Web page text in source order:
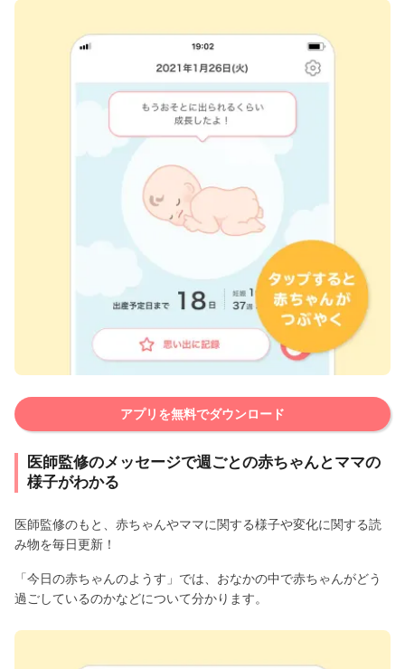
アプリを無料でダウンロード
医師監修のメッセージで週ごとの赤ちゃんとママの
様子がわかる
医師監修のもと、赤ちゃんやママに関する様子や変化に関する読
み物を毎日更新！
「今日の赤ちゃんのようす」では、おなかの中で赤ちゃんがどう
過ごしているのかなどについて分かります。